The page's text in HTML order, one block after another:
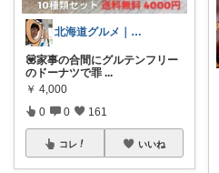
北海道グルメ｜まさ
💟家事の合間にグルテンフリー
のドーナツで罪 ...
￥ 4,000
0 0 161
コレ いいね